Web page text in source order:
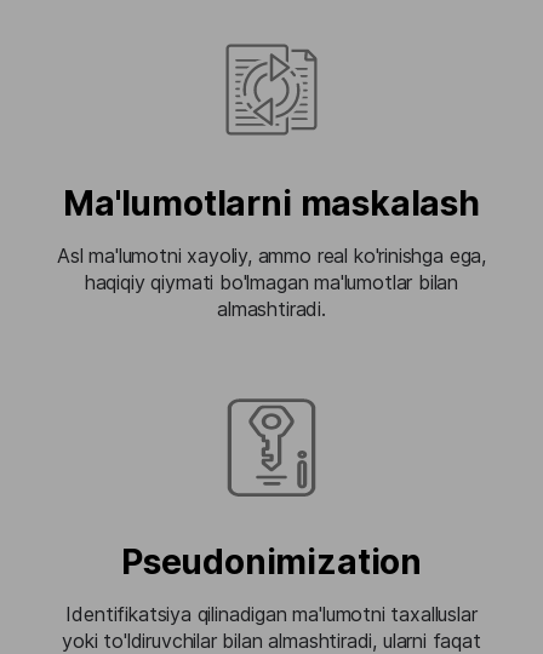
Ma'lumotlarni maskalash
Asl ma'lumotni xayoliy, ammo real ko'rinishga ega,
haqiqiy qiymati bo'lmagan ma'lumotlar bilan
almashtiradi.
Pseudonimization
Identifikatsiya qilinadigan ma'lumotni taxalluslar
yoki to'ldiruvchilar bilan almashtiradi, ularni faqat